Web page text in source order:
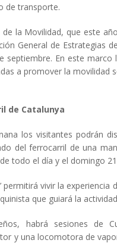
de transporte.
de la Movilidad, que este
General de Estrategias
septiembre. En este
a promover la movilidad
de Catalunya
los visitantes podrán
del ferrocarril de una
todo el día y el domingo
permitirá vivir la
que guiará la
habrá sesiones de
y una locomotora de